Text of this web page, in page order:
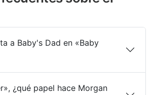
a Baby's Dad en «Baby
¿qué papel hace Morgan